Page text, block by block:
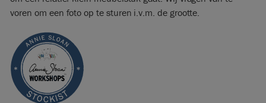
voren om een foto op te sturen i.v.m. de grootte.